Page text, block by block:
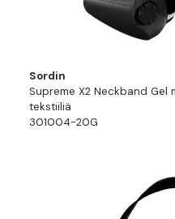
Sordin
Supreme X2 Neckband Gel
tekstiiliä
301004-20G